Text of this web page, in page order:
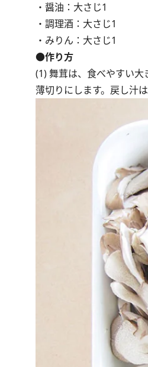
・醤油：大さじ1
・調理酒：大さじ1
・みりん：大さじ1
●作り方
(1) 舞茸は、食べやすい大
薄切りにします。戻し汁